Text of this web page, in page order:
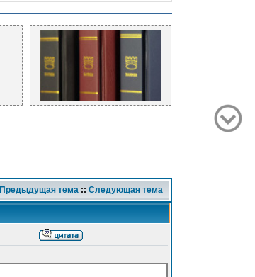
Предыдущая тема :: Следующая тема